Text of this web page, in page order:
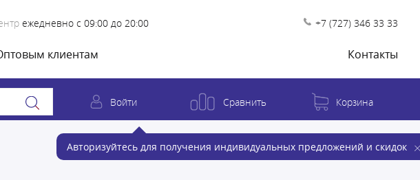
ежедневно с 09:00 до 20:00 +7 (727) 346 33 33
клиентам Контакты
Войти
Авторизуйтесь для получения индивидуальных предложений и скидок
Сравнить Корзина